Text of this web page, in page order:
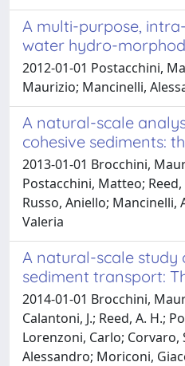
A multi-purpose,
water hydro-
2012-01-01 Postacchini,
Maurizio; Mancinelli,
A natural-scale
cohesive sediments:
2013-01-01 Brocchini,
Postacchini, Matteo;
Russo, Aniello; Mancinelli,
Valeria
A natural-scale study
sediment transport:
2014-01-01 Brocchini,
Calantoni, J.; Reed, A. H.;
Lorenzoni, Carlo; Corvaro,
Alessandro; Moriconi,